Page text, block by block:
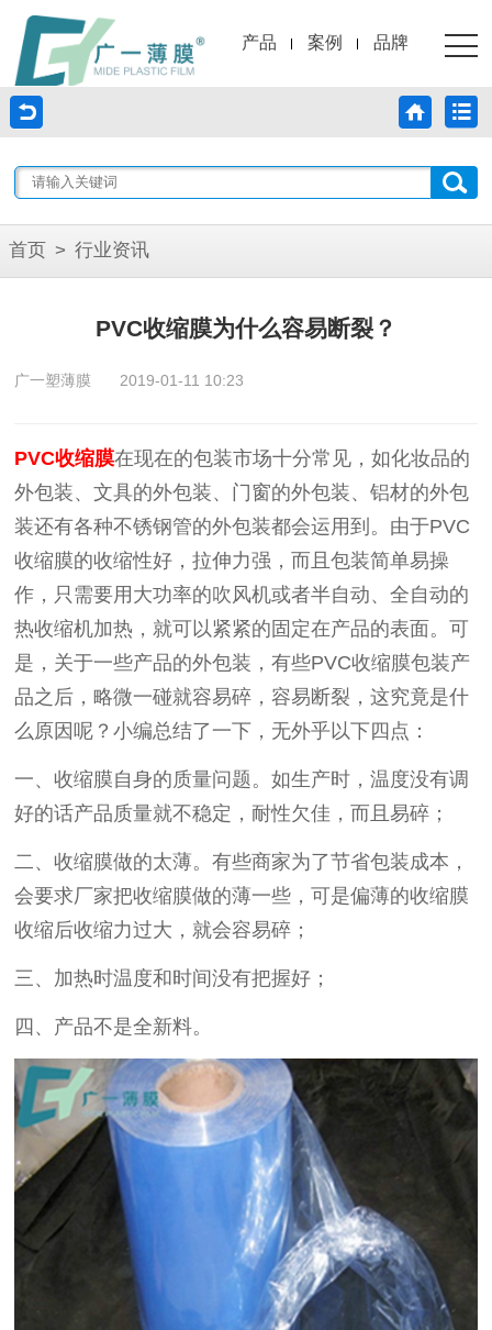
产品 案例 品牌
首页 > 行业资讯
PVC收缩膜为什么容易断裂？
广一塑薄膜 2019-01-11 10:23
PVC收缩膜在现在的包装市场十分常见，如化妆品的
外包装、文具的外包装、门窗的外包装、铝材的外包
装还有各种不锈钢管的外包装都会运用到。由于PVC
收缩膜的收缩性好，拉伸力强，而且包装简单易操
作，只需要用大功率的吹风机或者半自动、全自动的
热收缩机加热，就可以紧紧的固定在产品的表面。可
是，关于一些产品的外包装，有些PVC收缩膜包装产
品之后，略微一碰就容易碎，容易断裂，这究竟是什
么原因呢？小编总结了一下，无外乎以下四点：
一、收缩膜自身的质量问题。如生产时，温度没有调
好的话产品质量就不稳定，耐性欠佳，而且易碎；
二、收缩膜做的太薄。有些商家为了节省包装成本，
会要求厂家把收缩膜做的薄一些，可是偏薄的收缩膜
收缩后收缩力过大，就会容易碎；
三、加热时温度和时间没有把握好；
四、产品不是全新料。